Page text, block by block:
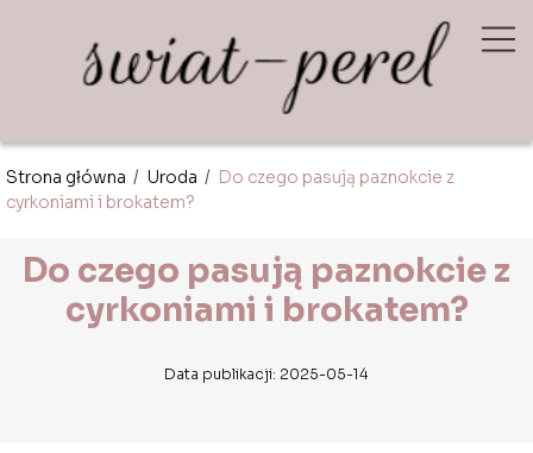
Strona główna / Uroda / Do czego pasują paznokcie z
cyrkoniami i brokatem?
Do czego pasują paznokcie z
cyrkoniami i brokatem?
Data publikacji: 2025-05-14